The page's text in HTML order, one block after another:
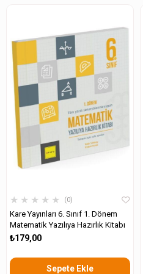
★ ★ ★ ★ ★ 0
Kare Yayınları 6. Sınıf 1. Dönem
Matematik Yazılıya Hazırlık Kitabı
₺179,00
Sepete Ekle